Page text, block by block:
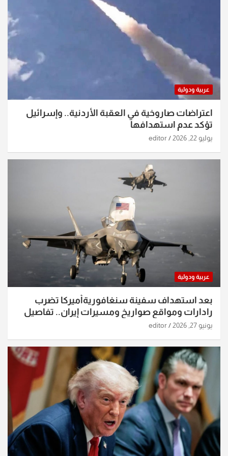
عربية ودولية
اعتراضات صاروخية في العقبة الأردنية.. وإسرائيل
تؤكد عدم استهدافها
يوليو 22, 2026 editor
عربية ودولية
بعد استهداف سفينة سنغافوريةأميركا تضرب
رادارات ومواقع صواريخ ومسيرات إيران.. تفاصيل
الساعات الماضية
يونيو 27, 2026 editor